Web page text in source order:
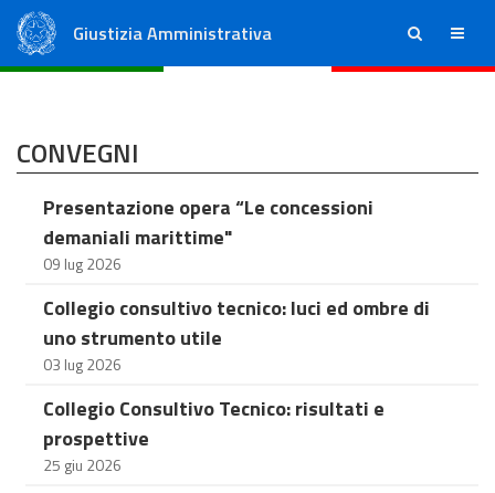
Giustizia Amministrativa ricerca menu
CONVEGNI
Presentazione opera “Le concessioni
demaniali marittime"
09 lug 2026
Collegio consultivo tecnico: luci ed ombre di
uno strumento utile
03 lug 2026
Collegio Consultivo Tecnico: risultati e
prospettive
25 giu 2026